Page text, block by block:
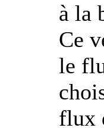
à la
Ce
le
flux